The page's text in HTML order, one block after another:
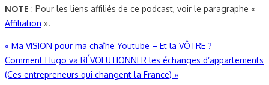
NOTE : Pour les liens affiliés de ce podcast, voir le paragraphe «
Affiliation ».
Navigation
de
« Ma VISION pour ma chaîne Youtube – Et la VÔTRE ?
Comment Hugo va RÉVOLUTIONNER les échanges d’appartements
(Ces entrepreneurs qui changent la France) »